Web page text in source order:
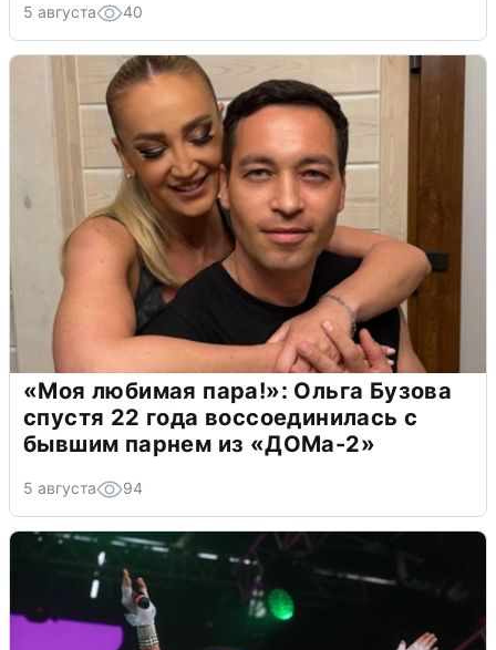
5 августа 40
«Моя любимая пара!»: Ольга Бузова
спустя 22 года воссоединилась с
бывшим парнем из «ДОМа-2»
5 августа 94